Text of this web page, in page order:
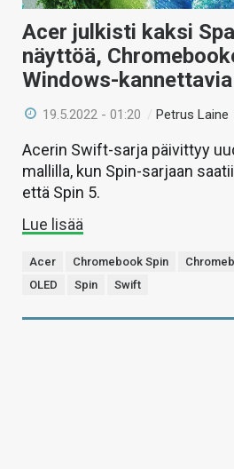
VAIHDA TEEMA
HAKU
Acer julkisti kaksi
näyttöä,
Windows-kannettavia
19.5.2022 - 01:20 / Petrus Laine
Acerin Swift-sarja päivittyy
mallilla, kun Spin-sarjaan
että Spin 5.
Lue lisää
Acer Chromebook Spin
OLED
Spin Swift